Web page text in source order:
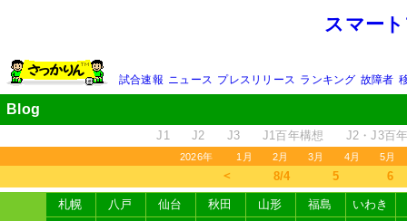
スマー
試合速報 ニュース プレスリリース ランキング 故障者
Blog
J1 J2 J3 J1百年構想 J2・J3百
2026年 1月 2月 3月 4月 5月
＜ 8/4 5 6
札幌 八戸 仙台 秋田 山形 福島
いわき